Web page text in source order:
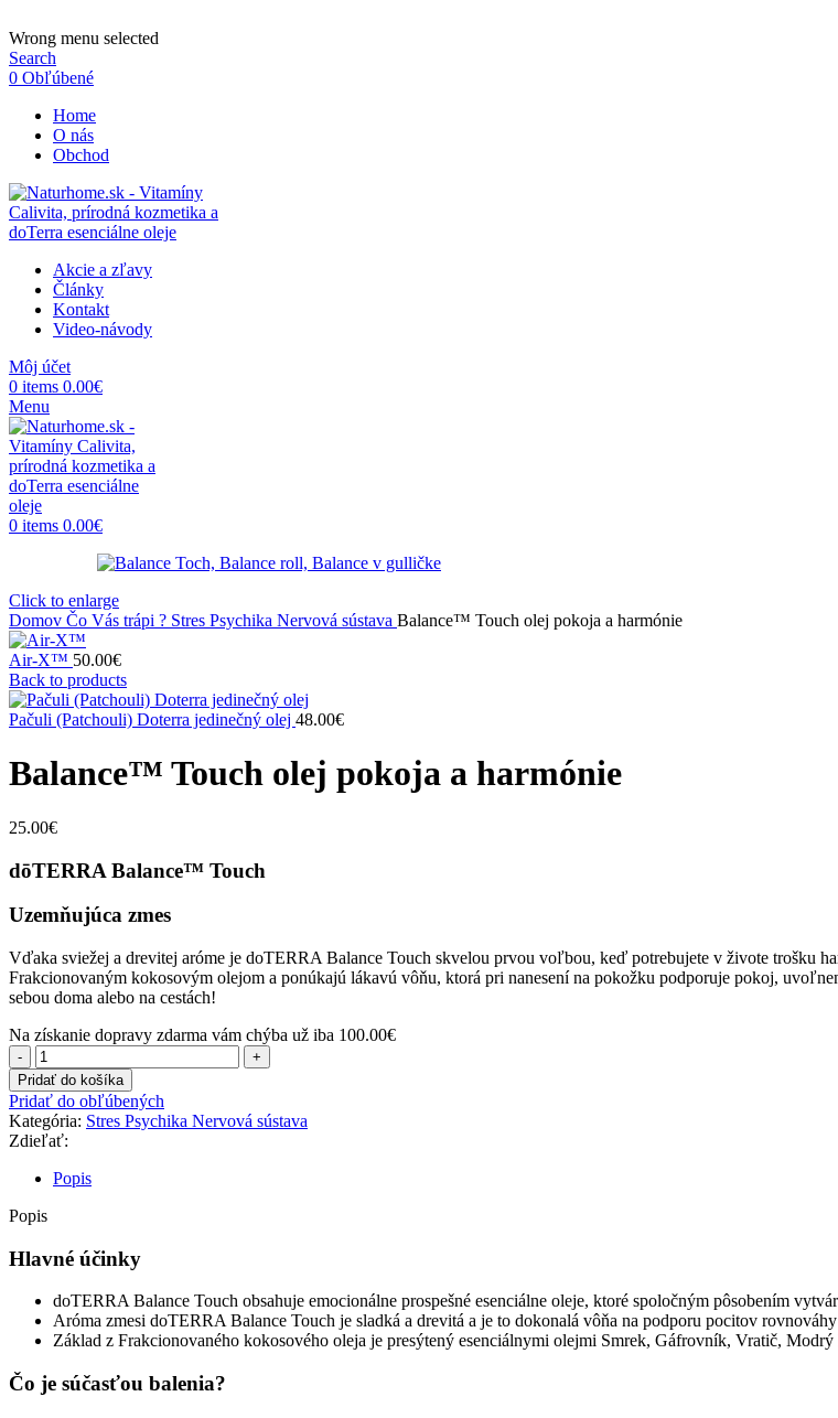
Wrong menu selected
Search
0 Obľúbené
Home
O nás
Obchod
Akcie a zľavy
Články
Kontakt
Video-návody
Môj účet
0 items 0.00€
Menu
0 items 0.00€
Click to enlarge
Domov Čo Vás trápi ? Stres Psychika Nervová sústava Balance™ Touch olej pokoja a harmónie
Air-X™ 50.00€
Back to products
Pačuli (Patchouli) Doterra jedinečný olej 48.00€
Balance™ Touch olej pokoja a harmónie
25.00€
dōTERRA Balance™ Touch
Uzemňujúca zmes
Vďaka sviežej a drevitej aróme je doTERRA Balance Touch skvelou prvou voľbou, keď potrebujete v živote trošku
Frakcionovaným kokosovým olejom a ponúkajú lákavú vôňu, ktorá pri nanesení na pokožku podporuje pokoj,
sebou doma alebo na cestách!
Na získanie dopravy zdarma vám chýba už iba 100.00€
množstvo
Balance™
Touch
olej
pokoja
a
harmónie
Pridať do košíka
Pridať do obľúbených
Kategória: Stres Psychika Nervová sústava
Zdieľať:
Popis
Popis
Hlavné účinky
doTERRA Balance Touch obsahuje emocionálne prospešné esenciálne oleje, ktoré spoločným pôsobením
Aróma zmesi doTERRA Balance Touch je sladká a drevitá a je to dokonalá vôňa na podporu pocitov
Základ z Frakcionovaného kokosového oleja je presýtený esenciálnymi olejmi Smrek, Gáfrovník, Vratič,
Čo je súčasťou balenia?